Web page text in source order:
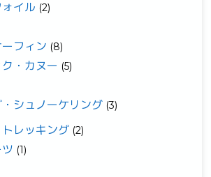
イル (2)
フィン (8)
・カヌー (5)
シュノーケリング (3)
レッキング (2)
(1)